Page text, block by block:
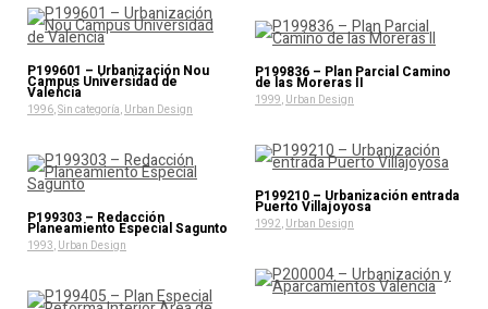
P199601 – Urbanización Nou
Campus Universidad de
Valencia
1996,Sin categoría, Urban Design
P199836 – Plan Parcial Camino
de las Moreras II
1999, Urban Design
P199210 – Urbanización entrada
Puerto Villajoyosa
1992, Urban Design
P199303 – Redacción
Planeamiento Especial Sagunto
1993, Urban Design